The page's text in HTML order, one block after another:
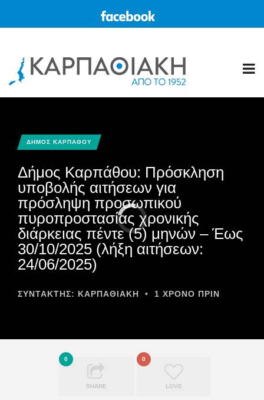
ΔΗΜΟΣ ΚΑΡΠΑΘΟΥ
Δήμος Καρπάθου: Πρόσκληση
υποβολής αιτήσεων για
πρόσληψη προσωπικού
πυροπροστασίας χρονικής
διάρκειας πέντε (5) μηνών – Έως
30/10/2025 (λήξη αιτήσεων:
24/06/2025)
ΣΥΝΤΆΚΤΗΣ: ΚΑΡΠΑΘΙΑΚΗ • 1 ΧΡΌΝΟ ΠΡΙΝ
0
SHARE
0
LOVE